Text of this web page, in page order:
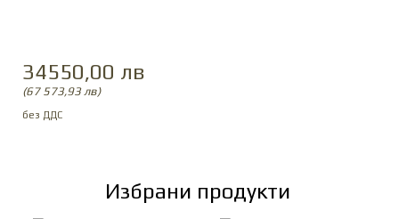
34550,00 лв
(67 573,93 лв)
Избрани продукти